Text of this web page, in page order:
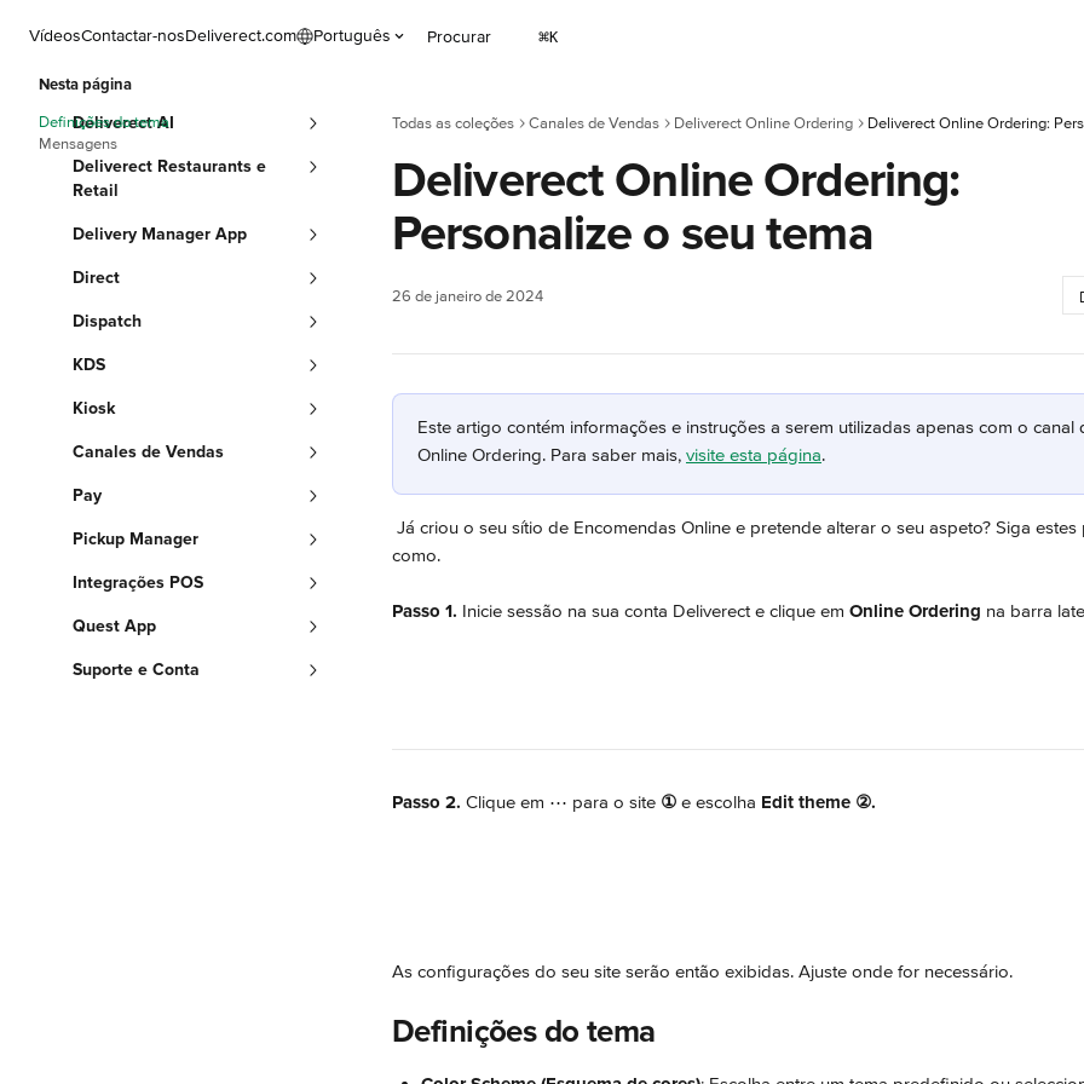
VídeosContactar-nosDeliverect.com Português Procurar ⌘K
Deliverect AI
Deliverect Restaurants e
Retail
Delivery Manager App
Direct
Dispatch
KDS
Kiosk
Canales de Vendas
Pay
Pickup Manager
Integrações POS
Quest App
Suporte e Conta
Todas as coleções Canales de Vendas Deliverect Online Ordering Deliverect Online Ordering:
Deliverect Online Ordering:
Personalize o seu tema
26 de janeiro de 2024
Este artigo contém informações e instruções a serem utilizadas apenas com o
Online Ordering. Para saber mais, visite esta página.
como.
Passo 1. Inicie sessão na sua conta Deliverect e clique em Online Ordering na barra
Passo 2. Clique em ⋯ para o site ① e escolha Edit theme ②.
As configurações do seu site serão então exibidas. Ajuste onde for necessário.
Definições do tema
Nesta página
Definições do tema
Mensagens